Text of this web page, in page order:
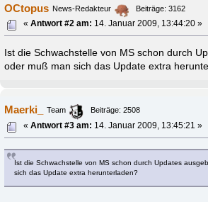
OCtopus News-Redakteur
Beiträge: 3162
«Antwort #2 am: 14. Januar 2009, 13:44:20 »
Ist die Schwachstelle von MS schon durch
oder muß man sich das Update extra
Maerki_ Team
Beiträge: 2508
«Antwort #3 am: 14. Januar 2009, 13:45:21 »
Ist die Schwachstelle von MS schon durch Updates
sich das Update extra herunterladen?